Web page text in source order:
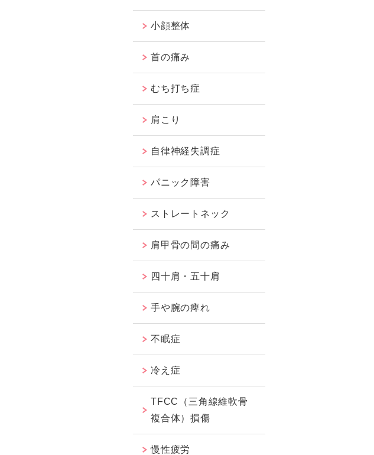
小顔整体
首の痛み
むち打ち症
肩こり
自律神経失調症
パニック障害
ストレートネック
肩甲骨の間の痛み
四十肩・五十肩
手や腕の痺れ
不眠症
冷え症
TFCC（三角線維軟骨
複合体）損傷
慢性疲労